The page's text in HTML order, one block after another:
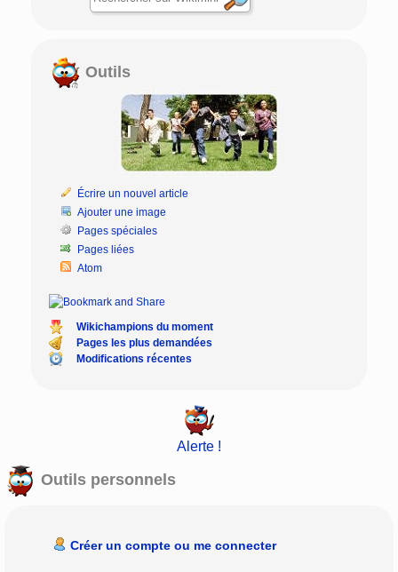
Outils
Écrire un nouvel article
Ajouter une image
Pages spéciales
Pages liées
Atom
Wikichampions du moment
Pages les plus demandées
Modifications récentes
Alerte !
Outils personnels
Créer un compte ou me connecter